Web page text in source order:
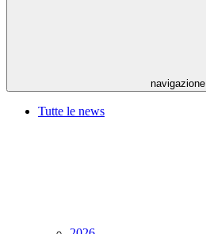
navigazione
Tutte le news